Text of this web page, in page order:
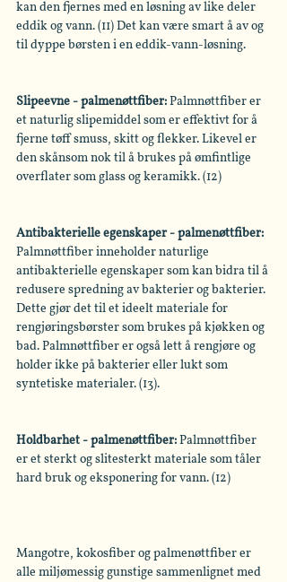
kan den fjernes med en løsning av like deler
eddik og vann. (11) Det kan være smart å av og
til dyppe børsten i en eddik-vann-løsning.
Slipeevne - palmenøttfiber: Palmnøttfiber er
et naturlig slipemiddel som er effektivt for å
fjerne tøff smuss, skitt og flekker. Likevel er
den skånsom nok til å brukes på ømfintlige
overflater som glass og keramikk. (12)
Antibakterielle egenskaper - palmenøttfiber:
Palmnøttfiber inneholder naturlige
antibakterielle egenskaper som kan bidra til å
redusere spredning av bakterier og bakterier.
Dette gjør det til et ideelt materiale for
rengjøringsbørster som brukes på kjøkken og
bad. Palmnøttfiber er også lett å rengjøre og
holder ikke på bakterier eller lukt som
syntetiske materialer. (13).
Holdbarhet - palmenøttfiber: Palmnøttfiber
er et sterkt og slitesterkt materiale som tåler
hard bruk og eksponering for vann. (12)
Mangotre, kokosfiber og palmenøttfiber er
alle miljømessig gunstige sammenlignet med